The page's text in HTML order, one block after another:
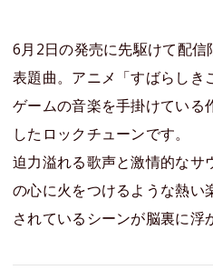
6月2日の発売に先駆けて配
表題曲。アニメ「すばらしき
ゲームの音楽を手掛けている
したロックチューンです。
迫力溢れる歌声と激情的なサ
の心に火をつけるような熱い
されているシーンが脳裏に浮